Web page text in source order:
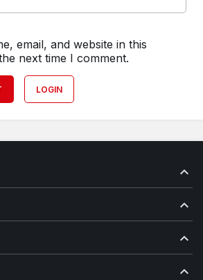
email, and website in this
next time I comment.
LOGIN